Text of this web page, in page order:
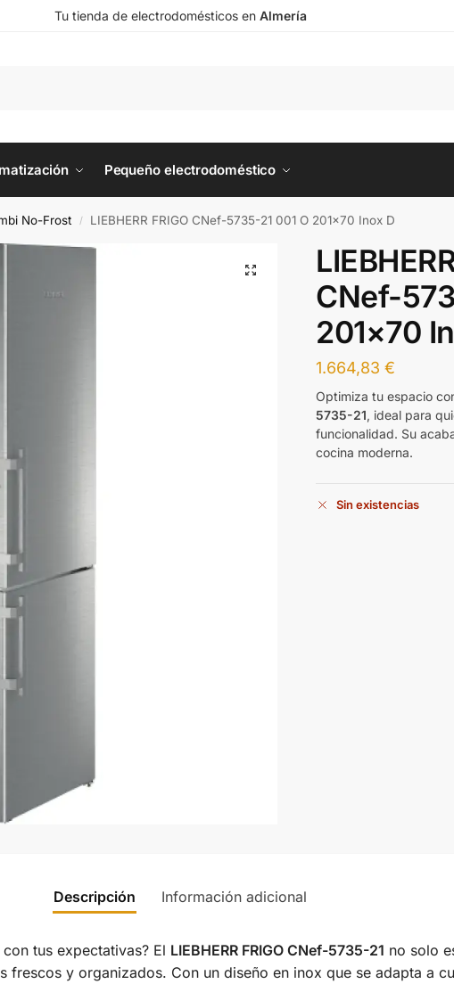
Tu tienda de electrodomésticos en Almería
Pequeño electrodoméstico
No-Frost / LIEBHERR FRIGO CNef-5735-21 001 O 201×70 Inox D
CNef-
201×70
1.664,83€
Optimiza tu espacio
5735-21, ideal para
funcionalidad. Su
cocina moderna.
Sin existencias
Descripción Información adicional
tus expectativas? El LIEBHERR FRIGO CNef-5735-21 no solo
frescos y organizados. Con un diseño en inox que se adapta a